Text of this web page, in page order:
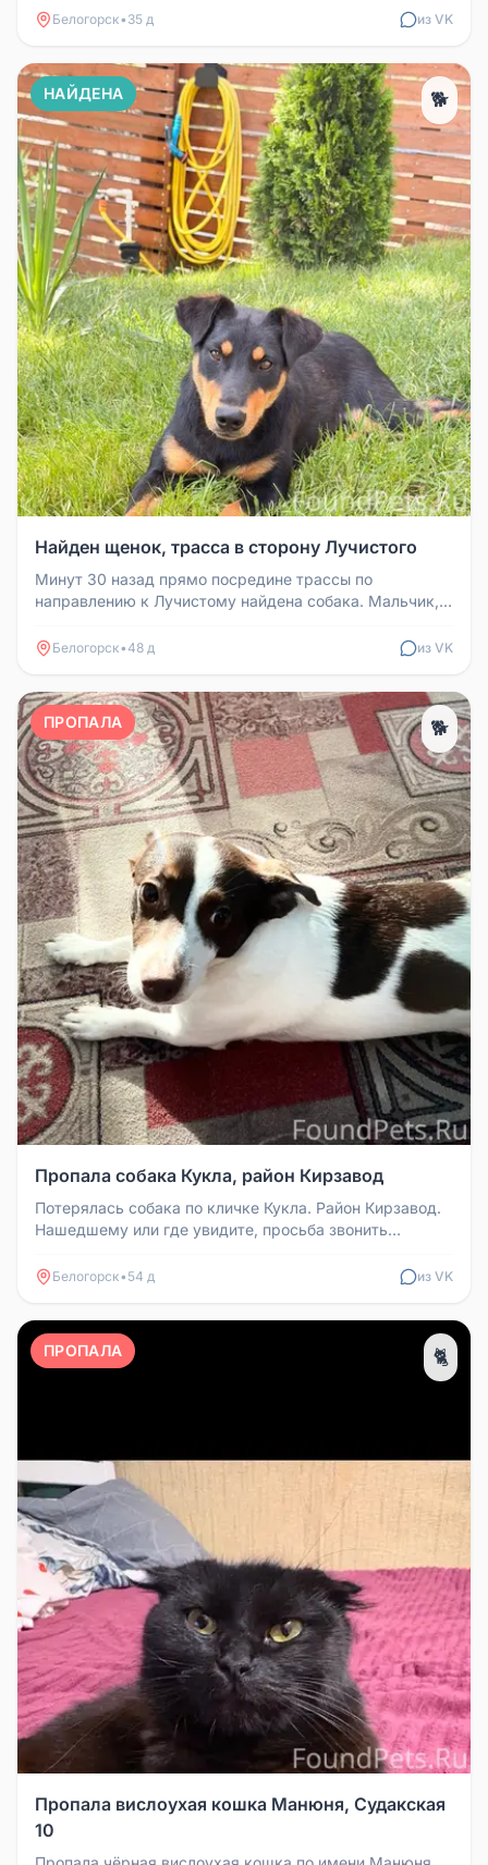
Белогорск• 35 д из VK
НАЙДЕНА 🐕
Найден щенок, трасса в сторону Лучистого
Минут 30 назад прямо посредине трассы по
направлению к Лучистому найдена собака. Мальчик,
Белогорск•48 д из VK
ПРОПАЛА 🐕
Пропала собака Кукла, район Кирзавод
Потерялась собака по кличке Кукла. Район Кирзавод.
Нашедшему или где увидите, просьба звонить
Белогорск• 54 д из VK
ПРОПАЛА 🐈
Пропала вислоухая кошка Манюня, Судакская
10